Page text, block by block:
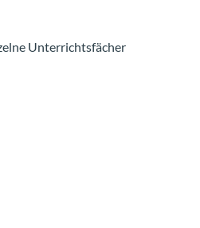
Unterrichtsfächer